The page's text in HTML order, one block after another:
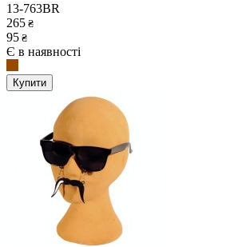
13-763BR
265 ₴
95 ₴
Є в наявності
Купити